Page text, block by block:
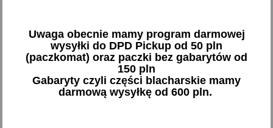
Paczkomaty 24/71 - 13,00 zł
Dostawa za 2 dni
Kurier InPost - 14,00 zł
Dostawa za 2 dni
Uwaga obecnie mamy program darmowej
wysyłki do DPD Pickup od 50 pln
(paczkomat) oraz paczki bez gabarytów od
150 pln
Gabaryty czyli części blacharskie mamy
darmową wysyłkę od 600 pln.